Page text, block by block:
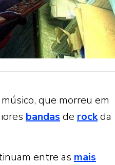
que morreu em
bandasde rockda
entre as mais